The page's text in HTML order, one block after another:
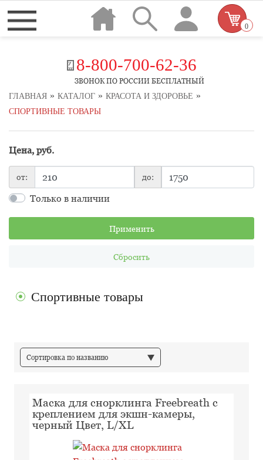
8-800-700-62-36
ЗВОНОК ПО РОССИИ БЕСПЛАТНЫЙ
0
ГЛАВНАЯ » КАТАЛОГ » КРАСОТА И ЗДОРОВЬЕ »
СПОРТИВНЫЕ ТОВАРЫ
Цена, руб.
от: до:
Только в наличии
Применить
Сбросить
Спортивные товары
Сортировка по названию
Маска для снорклинга Freebreath с
креплением для экшн-камеры,
черный Цвет, L/XL